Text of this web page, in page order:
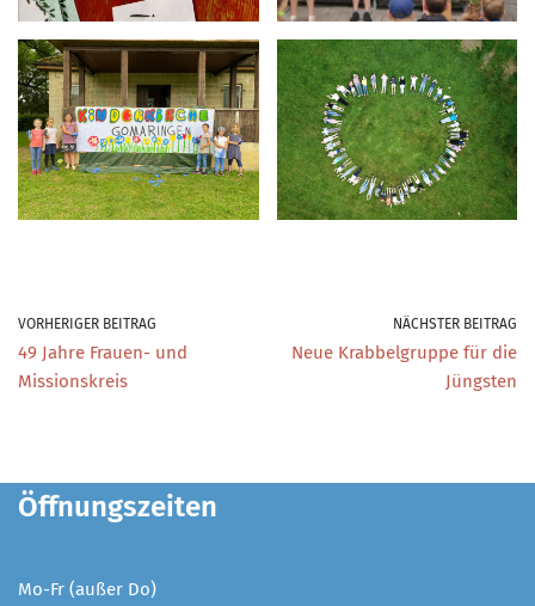
VORHERIGER BEITRAG
49 Jahre Frauen- und
Missionskreis
NÄCHSTER BEITRAG
Neue Krabbelgruppe für die
Jüngsten
Öffnungszeiten
Mo-Fr (außer Do)